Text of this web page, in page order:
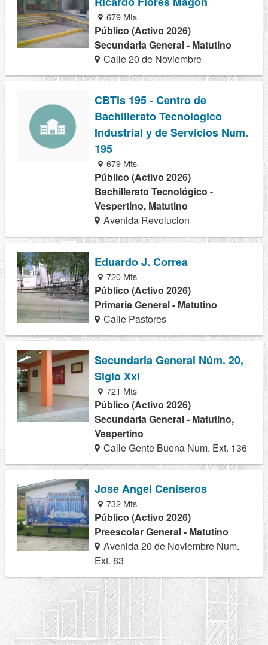
679 Mts
Público (Activo 2026)
Secundaria General - Matutino
Calle 20 de Noviembre
CBTis 195 - Centro de
Bachillerato Tecnologico
Industrial y de Servicios Num.
195
679 Mts
Público (Activo 2026)
Bachillerato Tecnológico -
Vespertino, Matutino
Avenida Revolucion
Eduardo J. Correa
720 Mts
Público (Activo 2026)
Primaria General - Matutino
Calle Pastores
Secundaria General Núm. 20,
Siglo Xxi
721 Mts
Público (Activo 2026)
Secundaria General - Matutino,
Vespertino
Calle Gente Buena Num. Ext. 136
Jose Angel Ceniseros
732 Mts
Público (Activo 2026)
Preescolar General - Matutino
Avenida 20 de Noviembre Num.
Ext. 83